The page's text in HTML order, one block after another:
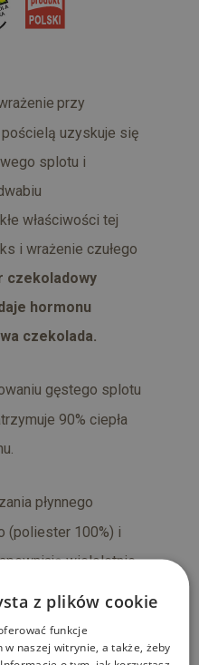
przy
uzyskuje się
splotu i
właściwości tej
i wrażenie czułego
czekoladowy
hormonu
czekolada.
gęstego splotu
90% ciepła
płynnego
(poliester 100%) i
wieloletnie
odporność oraz
z plików cookie
funkcje
w naszej witrynie, a także, żeby